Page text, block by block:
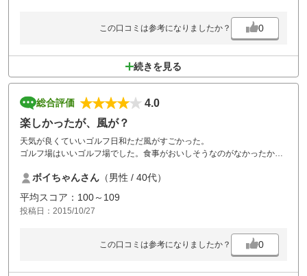
この口コミは参考になりましたか？ 0
続きを見る
総合評価
4.0
楽しかったが、風が？
天気が良くていいゴルフ日和ただ風がすごかった。
ゴルフ場はいいゴルフ場でした。食事がおいしそうなのがなかったかな
また行きます。
ボイちゃんさん （男性 / 40代）
平均スコア：100～109
投稿日：2015/10/27
この口コミは参考になりましたか？ 0